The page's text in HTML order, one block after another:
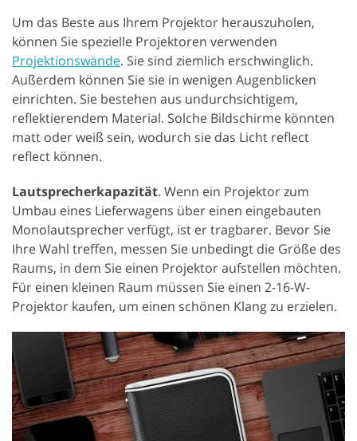
Um das Beste aus Ihrem Projektor herauszuholen,
können Sie spezielle Projektoren verwenden
Projektionswände. Sie sind ziemlich erschwinglich.
Außerdem können Sie sie in wenigen Augenblicken
einrichten. Sie bestehen aus undurchsichtigem,
reflektierendem Material. Solche Bildschirme könnten
matt oder weiß sein, wodurch sie das Licht reflect
reflect können.
Lautsprecherkapazität. Wenn ein Projektor zum
Umbau eines Lieferwagens über einen eingebauten
Monolautsprecher verfügt, ist er tragbarer. Bevor Sie
Ihre Wahl treffen, messen Sie unbedingt die Größe des
Raums, in dem Sie einen Projektor aufstellen möchten.
Für einen kleinen Raum müssen Sie einen 2-16-W-
Projektor kaufen, um einen schönen Klang zu erzielen.